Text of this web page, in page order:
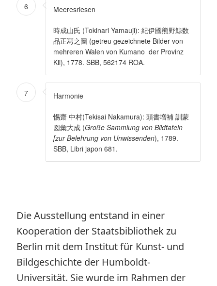
6 Meeresriesen
時成山氏 (Tokinari Yamauji): 紀伊國熊野鯨数
品正冩之圖 (getreu gezeichnete Bilder von
mehreren Walen von Kumano der Provinz
Kii), 1778. SBB, 562174 ROA.
7 Harmonie
惕齋 中村(Tekisai Nakamura): 頭書増補 訓蒙
図彙大成 (Große Sammlung von Bildtafeln
[zur Belehrung von Unwissenden), 1789.
SBB, Libri japon 681.
Die Ausstellung entstand in einer
Kooperation der Staatsbibliothek zu
Berlin mit dem Institut für Kunst- und
Bildgeschichte der Humboldt-
Universität. Sie wurde im Rahmen der